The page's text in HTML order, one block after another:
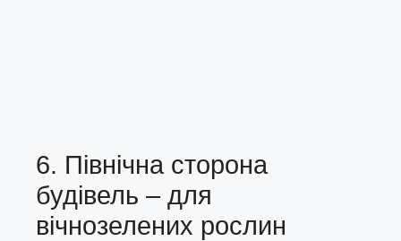
6. Північна сторона
будівель – для
вічнозелених рослин